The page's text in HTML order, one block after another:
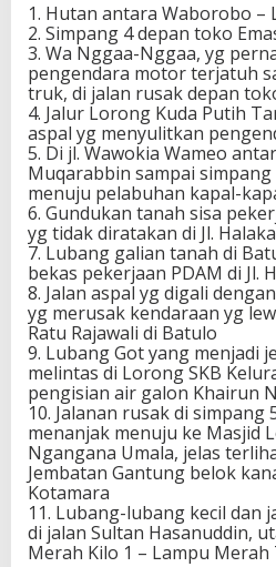
1. Hutan antara Waborobo –
2. Simpang 4 depan toko
3. Wa Nggaa-Nggaa, yg
pengendara motor terjatuh
truk, di jalan rusak depan
4. Jalur Lorong Kuda Putih
aspal yg menyulitkan
5. Di jl. Wawokia Wameo
Muqarabbin sampai
menuju pelabuhan kapal-
6. Gundukan tanah sisa
yg tidak diratakan di Jl.
7. Lubang galian tanah di
bekas pekerjaan PDAM di Jl.
8. Jalan aspal yg digali
yg merusak kendaraan yg
Ratu Rajawali di Batulo
9. Lubang Got yang menjadi
melintas di Lorong SKB
pengisian air galon Khairun
10. Jalanan rusak di simpang
menanjak menuju ke Masjid
Ngangana Umala, jelas
Jembatan Gantung belok
Kotamara
11. Lubang-lubang kecil dan
di jalan Sultan Hasanuddin,
Merah Kilo 1 – Lampu Merah